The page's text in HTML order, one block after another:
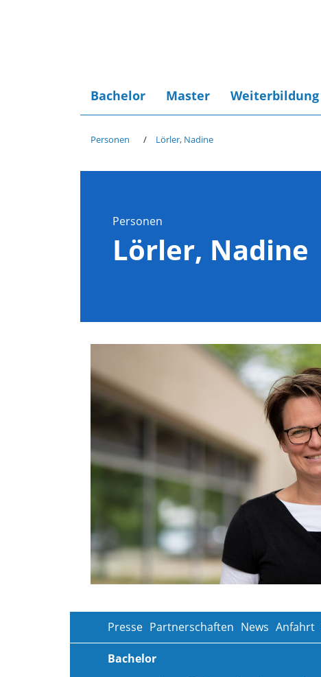
Bachelor Master Weiterbildung
Personen Lörler, Nadine
Personen
Lörler, Nadine
Presse Partnerschaften News Anfahrt
Bachelor